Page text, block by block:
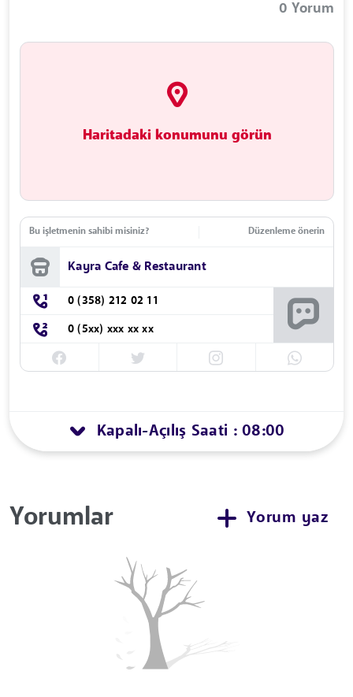
0 Yorum
Haritadaki konumunu görün
Bu işletmenin sahibi misiniz? Düzenleme önerin
Kayra Cafe & Restaurant
0 (358) 212 02 11
0 (5xx) xxx xx xx
Kapalı-Açılış Saati : 08:00
Yorumlar Yorum yaz